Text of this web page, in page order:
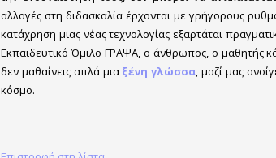
αλλαγές στη διδασκαλία έρχονται με γρήγορους
κατάχρηση μιας νέας τεχνολογίας εξαρτάται
Εκπαιδευτικό Όμιλο ΓΡΑΨΑ, ο άνθρωπος, ο μαθητής
δεν μαθαίνεις απλά μια ξένη γλώσσα, μαζί μας
κόσμο.